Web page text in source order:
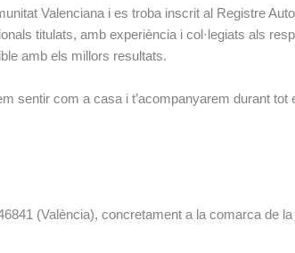
Valenciana i es troba inscrit al Registre
titulats, amb experiència i col·legiats als
amb els millors resultats.
sentir com a casa i t’acompanyarem durant
(València), concretament a la comarca de la